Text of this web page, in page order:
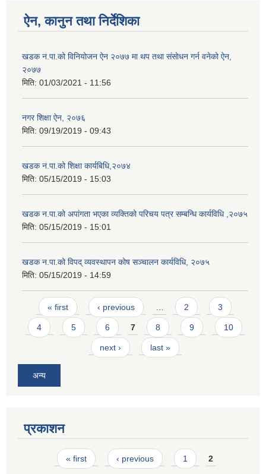
ऐन, कानुन तथा निर्देशिका
खडक न‍.पा.को विनियोजन ऐन २०७७ मा थप तथा संसाेधन गर्न वनेको ऐन,
२०७७
मिति: 01/03/2021 - 11:56
नगर शिक्षा ऐन, २०७६
मिति: 09/19/2019 - 09:43
खडक न.पा.को शिक्षा कार्यबिधि,२०७४
मिति: 05/15/2019 - 15:03
खडक न.पा.को अपांगता भएका व्यक्तिको परिचय पत्र सम्बन्धि कार्यविधि ,२०७५
मिति: 05/15/2019 - 15:01
खडक न.पा.को विपद् व्यवस्थापन कोष सञ्चालन कार्यविधि, २०७५
मिति: 05/15/2019 - 14:59
Pages
« first ‹ previous … 2 3
4 5 6 7 8 9 10
next › last »
अन्य
प्रकाशन
Pages« first ‹ previous 1 2